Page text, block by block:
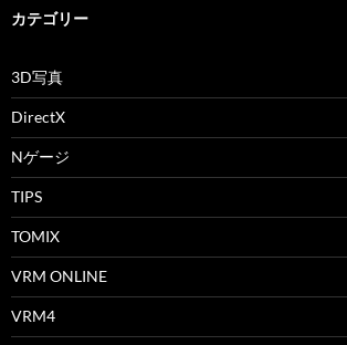
カテゴリー
3D写真
DirectX
Nゲージ
TIPS
TOMIX
VRM ONLINE
VRM4